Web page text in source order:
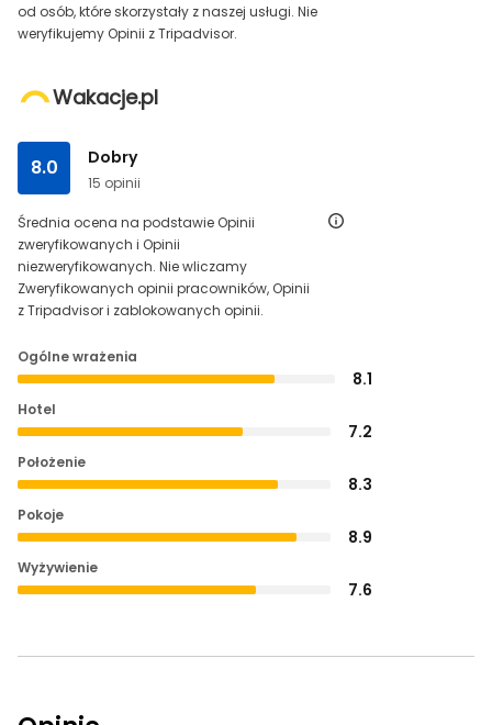
od osób, które skorzystały z naszej usługi. Nie
weryfikujemy Opinii z Tripadvisor.
Wakacje.pl
8.0 Dobry
15 opinii
Średnia ocena na podstawie Opinii
zweryfikowanych i Opinii
niezweryfikowanych. Nie wliczamy
Zweryfikowanych opinii pracowników, Opinii
z Tripadvisor i zablokowanych opinii.
Ogólne wrażenia
8.1
Hotel
7.2
Położenie
8.3
Pokoje
8.9
Wyżywienie
7.6